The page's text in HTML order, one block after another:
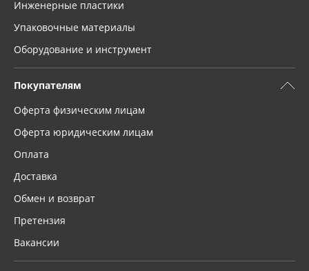
Инженерные пластики
Упаковочные материалы
Оборудование и инструмент
Покупателям
Оферта физическим лицам
Оферта юридическим лицам
Оплата
Доставка
Обмен и возврат
Претензия
Вакансии